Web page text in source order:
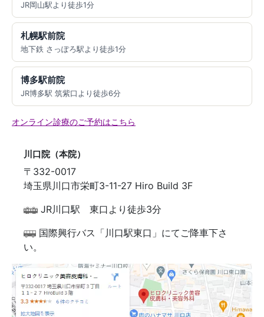
JR岡山駅より徒歩1分
札幌駅前院
地下鉄 さっぽろ駅より徒歩1分
博多駅前院
JR博多駅 筑紫口より徒歩6分
オンライン診療のご予約はこちら
川口院（本院）
〒332-0017
埼玉県川口市栄町3-11-27 Hiro Build 3F
JR川口駅 東口より徒歩3分
国際興行バス「川口駅東口」にてご降車下さ
い。